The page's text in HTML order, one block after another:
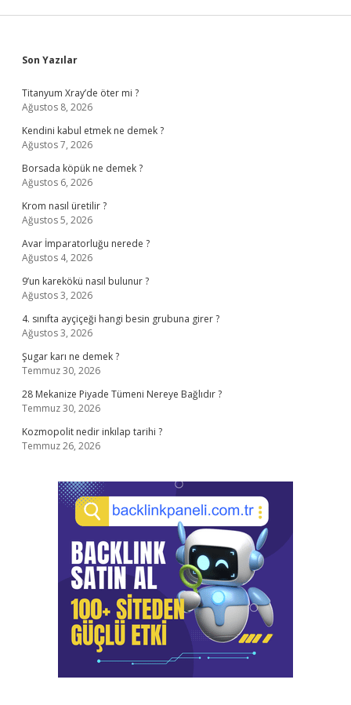
Sidebar
Son Yazılar
Titanyum Xray’de öter mi ?
Ağustos 8, 2026
Kendini kabul etmek ne demek ?
Ağustos 7, 2026
Borsada köpük ne demek ?
Ağustos 6, 2026
Krom nasıl üretilir ?
Ağustos 5, 2026
Avar İmparatorluğu nerede ?
Ağustos 4, 2026
9’un karekökü nasıl bulunur ?
Ağustos 3, 2026
4. sınıfta ayçiçeği hangi besin grubuna girer ?
Ağustos 3, 2026
Şugar karı ne demek ?
Temmuz 30, 2026
28 Mekanize Piyade Tümeni Nereye Bağlıdır ?
Temmuz 30, 2026
Kozmopolit nedir inkılap tarihi ?
Temmuz 26, 2026